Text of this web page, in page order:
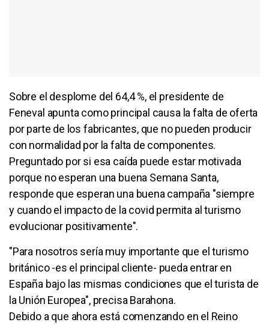
Sobre el desplome del 64,4 %, el presidente de
Feneval apunta como principal causa la falta de oferta
por parte de los fabricantes, que no pueden producir
con normalidad por la falta de componentes.
Preguntado por si esa caída puede estar motivada
porque no esperan una buena Semana Santa,
responde que esperan una buena campaña "siempre
y cuando el impacto de la covid permita al turismo
evolucionar positivamente".
"Para nosotros sería muy importante que el turismo
británico -es el principal cliente- pueda entrar en
España bajo las mismas condiciones que el turista de
la Unión Europea", precisa Barahona.
Debido a que ahora está comenzando en el Reino